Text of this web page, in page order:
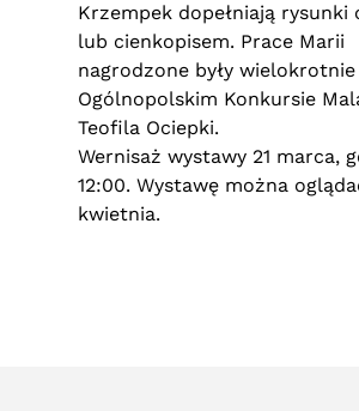
Krzempek dopełniają rysunki
lub cienkopisem. Prace Marii
nagrodzone były
Ogólnopolskim Konkursie
Teofila Ociepki.
Wernisaż wystawy 21 marca,
12:00. Wystawę można
kwietnia.